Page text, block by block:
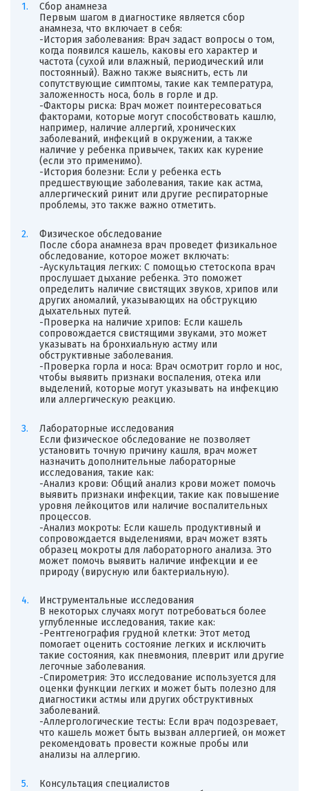
Сбор анамнеза
Первым шагом в диагностике является сбор
анамнеза, что включает в себя:
-История заболевания: Врач задаст вопросы о том,
когда появился кашель, каковы его характер и
частота (сухой или влажный, периодический или
постоянный). Важно также выяснить, есть ли
сопутствующие симптомы, такие как температура,
заложенность носа, боль в горле и др.
-Факторы риска: Врач может поинтересоваться
факторами, которые могут способствовать кашлю,
например, наличие аллергий, хронических
заболеваний, инфекций в окружении, а также
наличие у ребенка привычек, таких как курение
(если это применимо).
-История болезни: Если у ребенка есть
предшествующие заболевания, такие как астма,
аллергический ринит или другие респираторные
проблемы, это также важно отметить.
Физическое обследование
После сбора анамнеза врач проведет физикальное
обследование, которое может включать:
-Аускультация легких: С помощью стетоскопа врач
прослушает дыхание ребенка. Это поможет
определить наличие свистящих звуков, хрипов или
других аномалий, указывающих на обструкцию
дыхательных путей.
-Проверка на наличие хрипов: Если кашель
сопровождается свистящими звуками, это может
указывать на бронхиальную астму или
обструктивные заболевания.
-Проверка горла и носа: Врач осмотрит горло и нос,
чтобы выявить признаки воспаления, отека или
выделений, которые могут указывать на инфекцию
или аллергическую реакцию.
Лабораторные исследования
Если физическое обследование не позволяет
установить точную причину кашля, врач может
назначить дополнительные лабораторные
исследования, такие как:
-Анализ крови: Общий анализ крови может помочь
выявить признаки инфекции, такие как повышение
уровня лейкоцитов или наличие воспалительных
процессов.
-Анализ мокроты: Если кашель продуктивный и
сопровождается выделениями, врач может взять
образец мокроты для лабораторного анализа. Это
может помочь выявить наличие инфекции и ее
природу (вирусную или бактериальную).
Инструментальные исследования
В некоторых случаях могут потребоваться более
углубленные исследования, такие как:
-Рентгенография грудной клетки: Этот метод
помогает оценить состояние легких и исключить
такие состояния, как пневмония, плеврит или другие
легочные заболевания.
-Спирометрия: Это исследование используется для
оценки функции легких и может быть полезно для
диагностики астмы или других обструктивных
заболеваний.
-Аллергологические тесты: Если врач подозревает,
что кашель может быть вызван аллергией, он может
рекомендовать провести кожные пробы или
анализы на аллергию.
Консультация специалистов